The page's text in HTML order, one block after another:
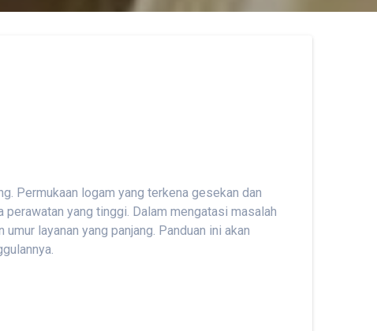
Permukaan logam yang terkena gesekan dan
yang tinggi. Dalam mengatasi masalah
layanan yang panjang. Panduan ini akan